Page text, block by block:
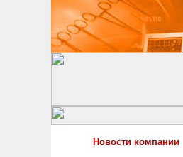
Новости компании